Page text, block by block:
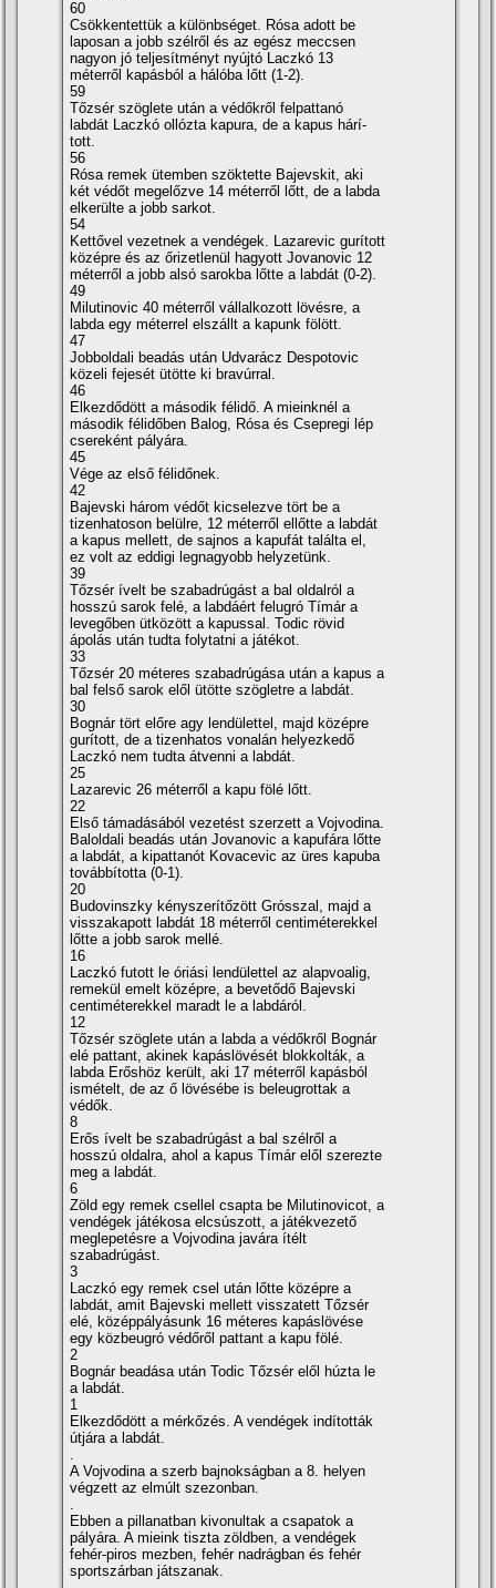
60
Csökkentettük a különbséget. Rósa adott be
laposan a jobb szélről és az egész meccsen
nagyon jó teljesí­tményt nyújtó Laczkó 13
méterről kapásból a hálóba lőtt (1-2).
59
Tőzsér szöglete után a védőkről felpattanó
labdát Laczkó ollózta kapura, de a kapus hárí­
tott.
56
Rósa remek ütemben szöktette Bajevskit, aki
két védőt megelőzve 14 méterről lőtt, de a labda
elkerülte a jobb sarkot.
54
Kettővel vezetnek a vendégek. Lazarevic gurí­tott
középre és az őrizetlenül hagyott Jovanovic 12
méterről a jobb alsó sarokba lőtte a labdát (0-2).
49
Milutinovic 40 méterről vállalkozott lövésre, a
labda egy méterrel elszállt a kapunk fölött.
47
Jobboldali beadás után Udvarácz Despotovic
közeli fejesét ütötte ki bravúrral.
46
Elkezdődött a második félidő. A mieinknél a
második félidőben Balog, Rósa és Csepregi lép
csereként pályára.
45
Vége az első félidőnek.
42
Bajevski három védőt kicselezve tört be a
tizenhatoson belülre, 12 méterről ellőtte a labdát
a kapus mellett, de sajnos a kapufát találta el,
ez volt az eddigi legnagyobb helyzetünk.
39
Tőzsér í­velt be szabadrúgást a bal oldalról a
hosszú sarok felé, a labdáért felugró Tí­már a
levegőben ütközött a kapussal. Todic rövid
ápolás után tudta folytatni a játékot.
33
Tőzsér 20 méteres szabadrúgása után a kapus a
bal felső sarok elől ütötte szögletre a labdát.
30
Bognár tört előre agy lendülettel, majd középre
gurí­tott, de a tizenhatos vonalán helyezkedő
Laczkó nem tudta átvenni a labdát.
25
Lazarevic 26 méterről a kapu fölé lőtt.
22
Első támadásából vezetést szerzett a Vojvodina.
Baloldali beadás után Jovanovic a kapufára lőtte
a labdát, a kipattanót Kovacevic az üres kapuba
továbbí­totta (0-1).
20
Budovinszky kényszerí­tőzött Grósszal, majd a
visszakapott labdát 18 méterről centiméterekkel
lőtte a jobb sarok mellé.
16
Laczkó futott le óriási lendülettel az alapvoalig,
remekül emelt középre, a bevetődő Bajevski
centiméterekkel maradt le a labdáról.
12
Tőzsér szöglete után a labda a védőkről Bognár
elé pattant, akinek kapáslövését blokkolták, a
labda Erőshöz került, aki 17 méterről kapásból
ismételt, de az ő lövésébe is beleugrottak a
védők.
8
Erős í­velt be szabadrúgást a bal szélről a
hosszú oldalra, ahol a kapus Tí­már elől szerezte
meg a labdát.
6
Zöld egy remek csellel csapta be Milutinovicot, a
vendégek játékosa elcsúszott, a játékvezető
meglepetésre a Vojvodina javára í­télt
szabadrúgást.
3
Laczkó egy remek csel után lőtte középre a
labdát, amit Bajevski mellett visszatett Tőzsér
elé, középpályásunk 16 méteres kapáslövése
egy közbeugró védőről pattant a kapu fölé.
2
Bognár beadása után Todic Tőzsér elől húzta le
a labdát.
1
Elkezdődött a mérkőzés. A vendégek indí­tották
útjára a labdát.
A Vojvodina a szerb bajnokságban a 8. helyen
végzett az elmúlt szezonban.
Ebben a pillanatban kivonultak a csapatok a
pályára. A mieink tiszta zöldben, a vendégek
fehér-piros mezben, fehér nadrágban és fehér
sportszárban játszanak.